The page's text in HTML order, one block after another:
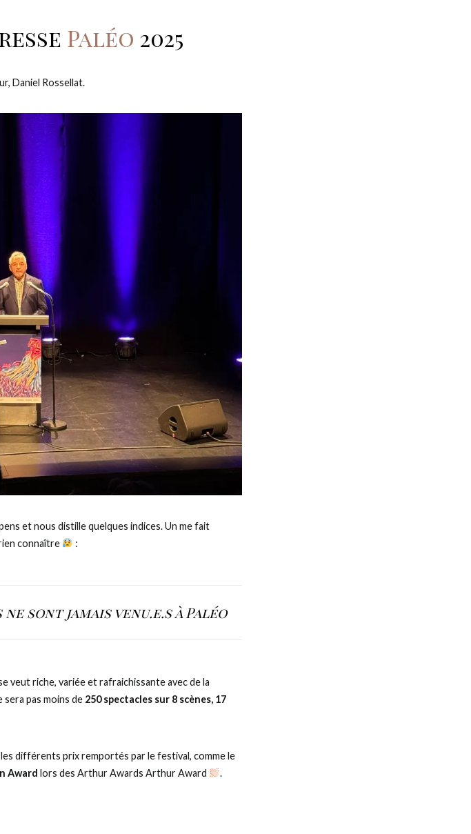
Paléo 2025
Daniel Rossellat.
et nous distille quelques indices. Un me fait
connaître
:
sont jamais venu.e.s à Paléo
veut riche, variée et rafraichissante avec de la
sera pas moins de 250 spectacles sur 8 scènes, 17
différents prix remportés par le festival, comme le
Award lors des Arthur Awards Arthur Award .